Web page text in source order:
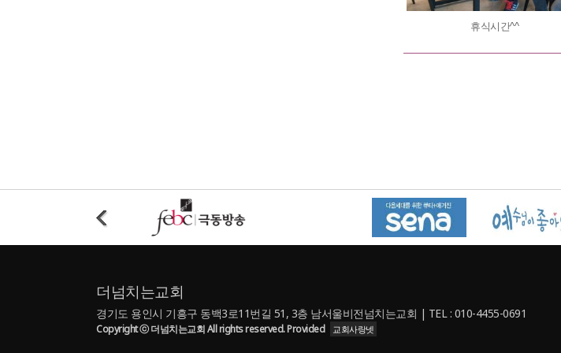
휴식시간^^
더넘치는교회
경기도 용인시 기흥구 동백3로11번길 51, 3층 남서울비전넘치는교회 | TEL : 010-4455-0691
Copyright ⓒ 더넘치는교회 All rights reserved. Provided 교회사랑넷